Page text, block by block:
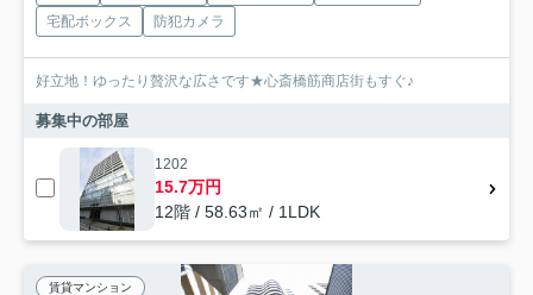
宅配ボックス
防犯カメラ
好立地！ゆったり贅沢な広さです★心斎橋筋商店街もすぐ♪
募集中の部屋
1202
15.7万円
12階 / 58.63㎡ / 1LDK
賃貸マンション